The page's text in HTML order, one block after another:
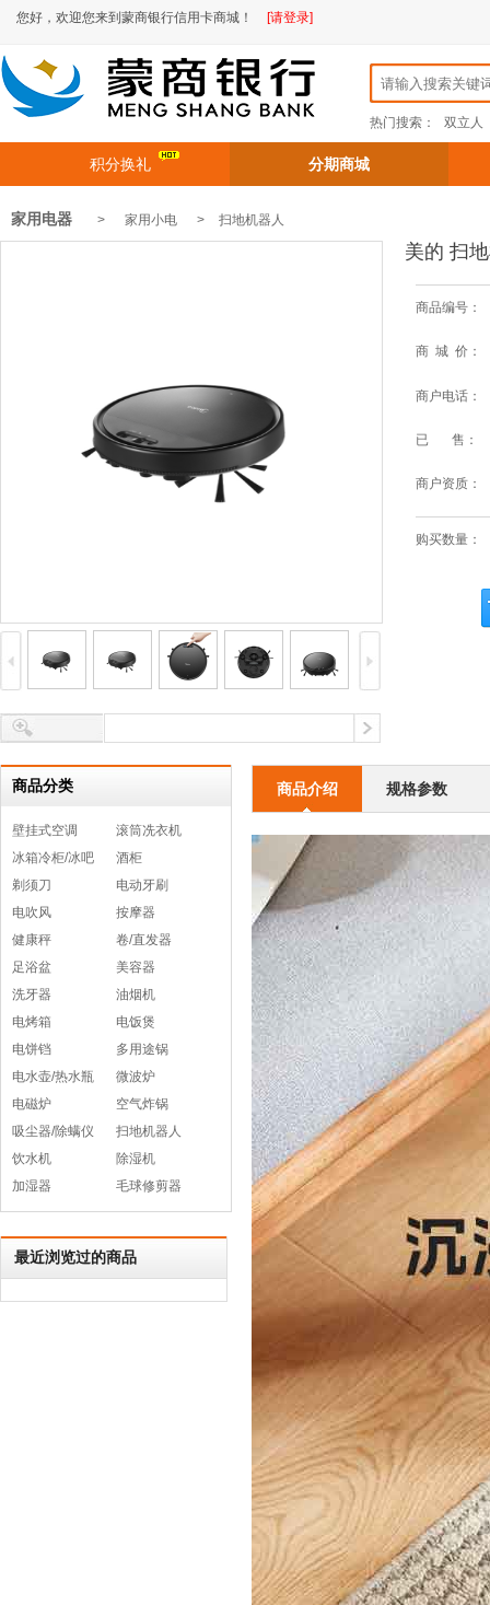
您好，欢迎您来到蒙商银行信用卡商城！ [请登录]
热门搜索： 双立人
积分换礼 分期商城
家用电器 > 家用小电 > 扫地机器人
美的 扫
商品编号：
商 城 价：
商户电话：
已 售：
商户资质：
购买数量：
商品分类
壁挂式空调
滚筒冼衣机
冰箱冷柜/冰吧
酒柜
剃须刀
电动牙刷
电吹风
按摩器
健康秤
卷/直发器
足浴盆
美容器
洗牙器
油烟机
电烤箱
电饭煲
电饼铛
多用途锅
电水壶/热水瓶
微波炉
电磁炉
空气炸锅
吸尘器/除螨仪
扫地机器人
饮水机
除湿机
加湿器
毛球修剪器
最近浏览过的商品
商品介绍 规格参数